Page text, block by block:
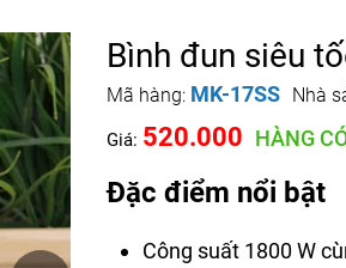
Bình đun siêu
Mã hàng: MK-17SS Nhà
Giá: 520.000 HÀNG
Đặc điểm nổi bật
Công suất 1800 W